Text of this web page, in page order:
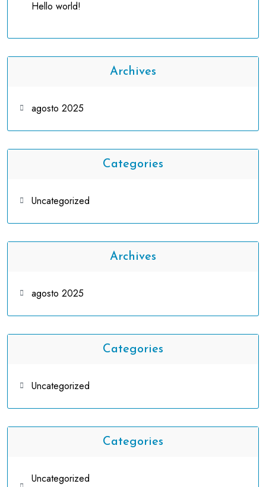
Hello world!
Archives
agosto 2025
Categories
Uncategorized
Archives
agosto 2025
Categories
Uncategorized
Categories
Uncategorized